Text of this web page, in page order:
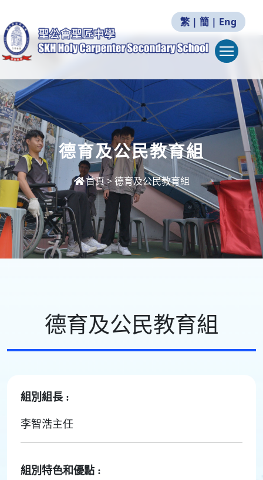
繁 | 簡 | Eng
德育及公民教育組
首頁> 德育及公民教育組
德育及公民教育組
組別組長 :
李智浩主任
組別特色和優點 :